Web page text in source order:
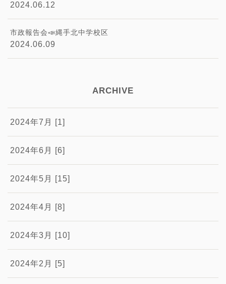
2024.06.12
市政報告会📣縄手北中学校区
2024.06.09
ARCHIVE
2024年7月 [1]
2024年6月 [6]
2024年5月 [15]
2024年4月 [8]
2024年3月 [10]
2024年2月 [5]